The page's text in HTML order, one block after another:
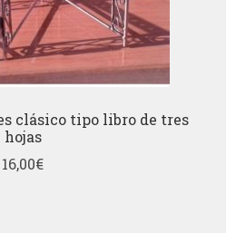
clásico tipo libro de tres
hojas
16,00€